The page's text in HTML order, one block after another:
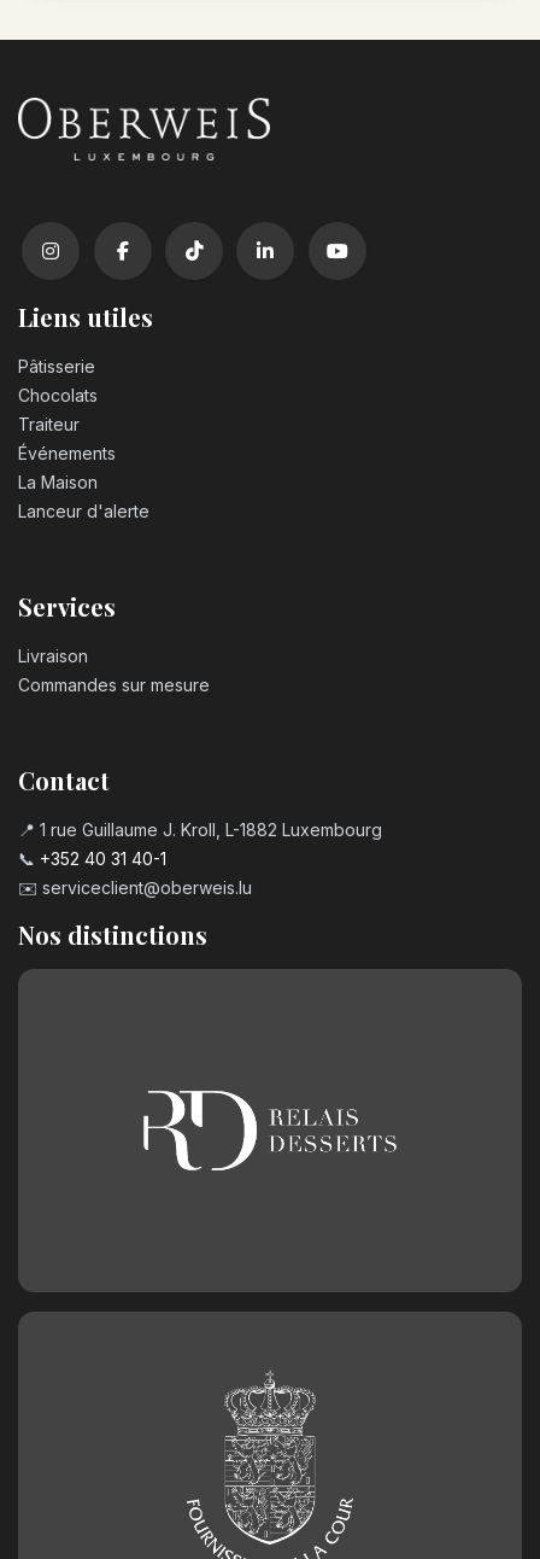
Liens utiles
Pâtisserie
Chocolats
Traiteur
Événements
La Maison
Lanceur d'alerte
Services
Livraison
Commandes sur mesure
Contact
📍 1 rue Guillaume J. Kroll, L-1882 Luxembourg
📞 +352 40 31 40-1
✉️ serviceclient@oberweis.lu
Nos distinctions